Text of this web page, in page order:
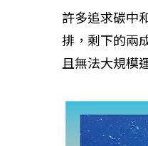
許多追求碳中
排，剩下的兩
且無法大規模